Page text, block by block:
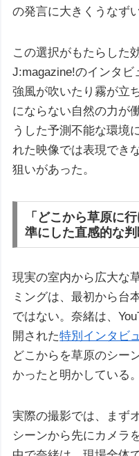
の発言に大きくうなずい
この選択がもたらした
J:magazine!のインタ
強風が吹いたり霧が立
にならない自然の力が
うした予測不能な環境
れた映像では表現でき
狙いがあった。
「どこから草原に
準にした直感的な
現実の室内から広大な
ミングは、最初から台
ではない。奈緒は、
開された特別インタビ
どこからを草原のシー
かったと明かしている。
実際の撮影では、まず
シーンから先にカメラ